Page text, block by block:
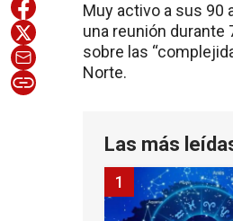
Muy activo a sus 90
una reunión durante
sobre las
Norte.
Las más
1